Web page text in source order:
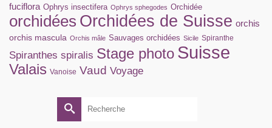
fuciflora Ophrys insectifera Ophrys sphegodes Orchidée
orchidées Orchidées de Suisse orchis
orchis mascula Orchis mâle Sauvages orchidées Sicile Spiranthe
Spiranthes spiralis Stage photo Suisse
Valais Vanoise Vaud Voyage
Rechercher :